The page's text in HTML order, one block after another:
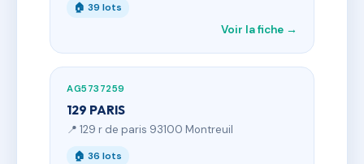
🏠 39 lots
Voir la fiche →
AG5737259
129 PARIS
📍 129 r de paris 93100 Montreuil
🏠 36 lots